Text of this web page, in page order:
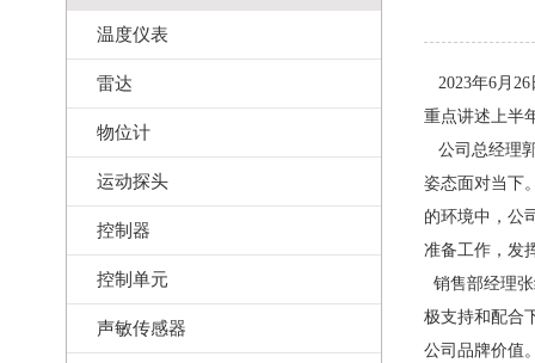
温度仪表
雷达
物位计
运动探头
控制器
控制单元
声敏传感器
2023年6月
重点讲述上半
公司总经理
姿态面对当下
的环境中， 公
准备工作，发
销售部经理
极支持和配合
公司品牌价值